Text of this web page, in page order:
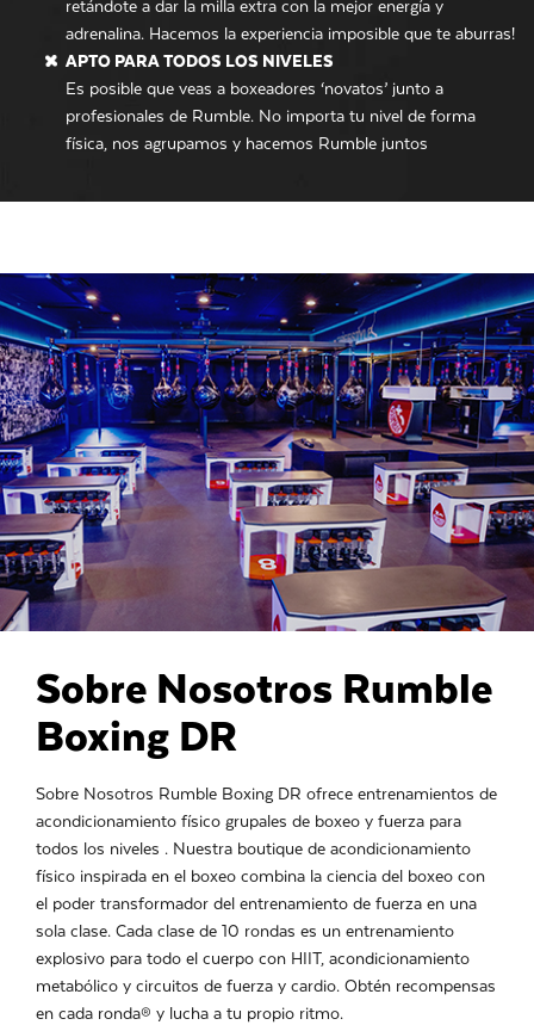
retándote a dar la milla extra con la mejor energía y
adrenalina. Hacemos la experiencia imposible que te aburras!
APTO PARA TODOS LOS NIVELES
Es posible que veas a boxeadores ‘novatos’ junto a
profesionales de Rumble. No importa tu nivel de forma
física, nos agrupamos y hacemos Rumble juntos
Sobre Nosotros Rumble
Boxing DR
Sobre Nosotros Rumble Boxing DR ofrece entrenamientos de
acondicionamiento físico grupales de boxeo y fuerza para
todos los niveles . Nuestra boutique de acondicionamiento
físico inspirada en el boxeo combina la ciencia del boxeo con
el poder transformador del entrenamiento de fuerza en una
sola clase. Cada clase de 10 rondas es un entrenamiento
explosivo para todo el cuerpo con HIIT, acondicionamiento
metabólico y circuitos de fuerza y ​​cardio. Obtén recompensas
en cada ronda® y lucha a tu propio ritmo.